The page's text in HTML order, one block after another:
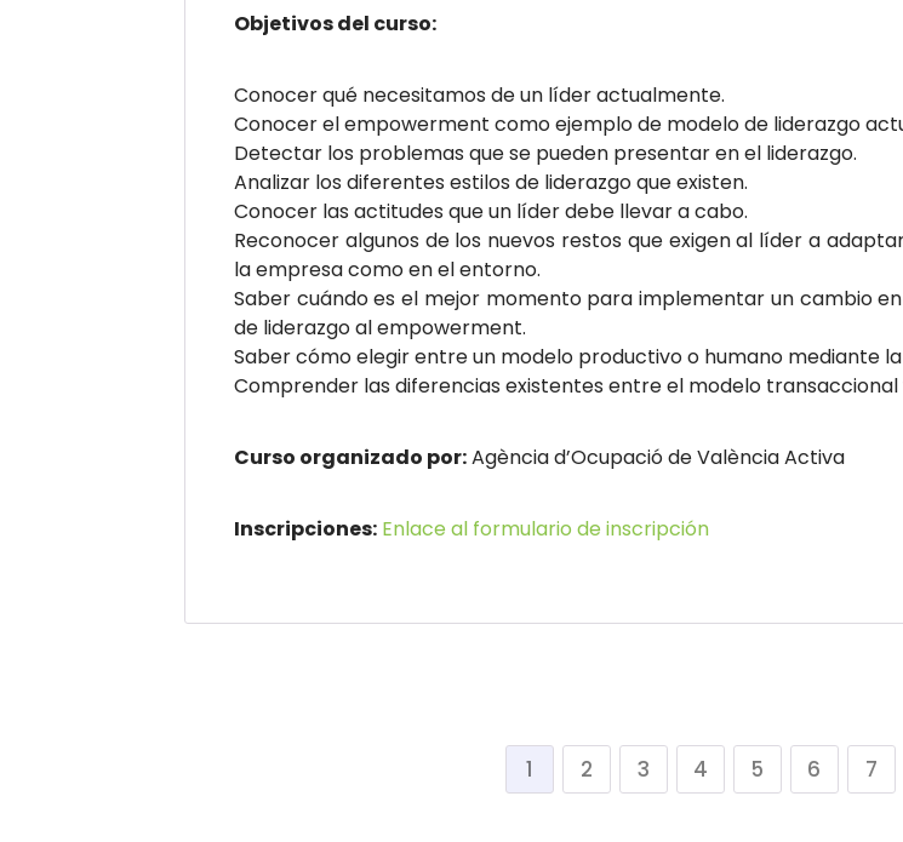
Objetivos del curso:
Conocer qué necesitamos de un líder actualmente.
Conocer el empowerment como ejemplo de modelo de liderazgo
Detectar los problemas que se pueden presentar en el liderazgo.
Analizar los diferentes estilos de liderazgo que existen.
Conocer las actitudes que un líder debe llevar a cabo.
Reconocer algunos de los nuevos restos que exigen al líder a
la empresa como en el entorno.
Saber cuándo es el mejor momento para implementar un cambio
de liderazgo al empowerment.
Saber cómo elegir entre un modelo productivo o humano mediante
Comprender las diferencias existentes entre el modelo
Curso organizado por:Agència d’Ocupació de València Activa
Inscripciones: Enlace al formulario de inscripción
1 2 3 4 5 6 7